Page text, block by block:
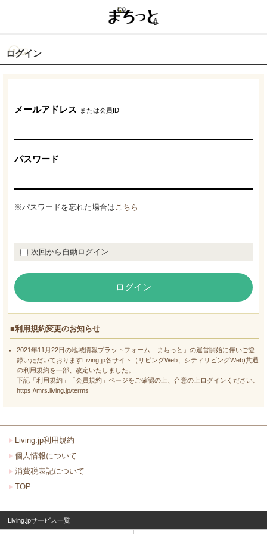
ログイン
メールアドレス または会員ID
パスワード
※パスワードを忘れた場合はこちら
次回から自動ログイン
ログイン
■利用規約変更のお知らせ
2021年11月22日の地域情報プラットフォーム「まちっと」の運営開始に伴いご登
録いただいておりますLiving.jp各サイト（リビングWeb、シティリビングWeb)共通
の利用規約を一部、改定いたしました。
下記「利用規約」「会員規約」ページをご確認の上、合意の上ログインください。
https://mrs.living.jp/terms
Living.jp利用規約
個人情報について
消費税表記について
TOP
Living.jpサービス一覧